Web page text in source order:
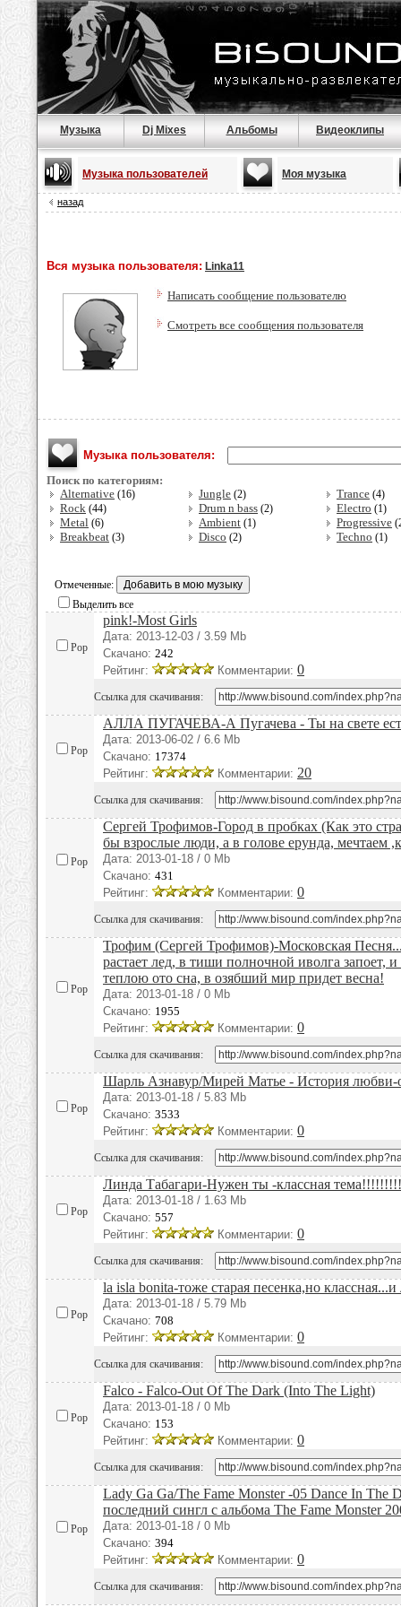
Музыка Dj Mixes Альбомы Видеоклипы
Музыка пользователей Моя музыка
назад
Вся музыка пользователя: Linka11
Написать сообщение пользователю
Смотреть все сообщения пользователя
Музыка пользователя:
Поиск по категориям:
Alternative (16) Jungle (2) Trance (4)
Rock (44) Drum n bass (2) Electro (1)
Metal (6) Ambient (1) Progressive
Breakbeat (3) Disco (2) Techno (1)
Отмеченные:
Выделить все
Pop
pink!-Most Girls
Дата: 2013-12-03 / 3.59 Mb
Скачано: 242
Рейтинг:
Комментарии: 0
Ссылка для скачивания:
Pop
АЛЛА ПУГАЧЕВА-А Пугачева - Ты на свете
Дата: 2013-06-02 / 6.6 Mb
Скачано: 17374
Рейтинг:
Комментарии: 20
Ссылка для скачивания:
Pop
Сергей Трофимов-Город в пробках (Как это
бы взрослые люди, а в голове ерунда, мечтаем
Дата: 2013-01-18 / 0 Mb
Скачано: 431
Рейтинг:
Комментарии: 0
Ссылка для скачивания:
Pop
Трофим (Сергей Трофимов)-Московская
растает лед, в тиши полночной иволга запоет,
теплою ото сна, в озябший мир придет весна!
Дата: 2013-01-18 / 0 Mb
Скачано: 1955
Рейтинг:
Комментарии: 0
Ссылка для скачивания:
Pop
Шарль Азнавур/Мирей Матье - История любви-
Дата: 2013-01-18 / 5.83 Mb
Скачано: 3533
Рейтинг:
Комментарии: 0
Ссылка для скачивания:
Pop
Линда Табагари-Нужен ты -классная
Дата: 2013-01-18 / 1.63 Mb
Скачано: 557
Рейтинг:
Комментарии: 0
Ссылка для скачивания:
Pop
la isla bonita-тоже старая песенка,но классная...и
Дата: 2013-01-18 / 5.79 Mb
Скачано: 708
Рейтинг:
Комментарии: 0
Ссылка для скачивания:
Pop
Falco - Falco-Out Of The Dark (Into The Light)
Дата: 2013-01-18 / 0 Mb
Скачано: 153
Рейтинг:
Комментарии: 0
Ссылка для скачивания:
Pop
Lady Ga Ga/The Fame Monster -05 Dance In The
последний сингл с альбома The Fame Monster
Дата: 2013-01-18 / 0 Mb
Скачано: 394
Рейтинг:
Комментарии: 0
Ссылка для скачивания: